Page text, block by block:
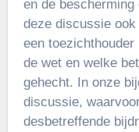
en de bescherming
deze discussie
een
de wet en welke
gehecht. In onze
discussie,
desbetreffende